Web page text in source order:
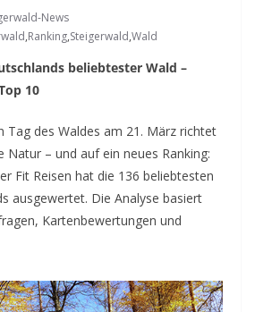
News
,Ranking,Steigerwald,Wald
beliebtester Wald –
10
Tag des Waldes am 21. März richtet
Natur – und auf ein neues Ranking:
Fit Reisen hat die 136 beliebtesten
ausgewertet. Die Analyse basiert
Kartenbewertungen und